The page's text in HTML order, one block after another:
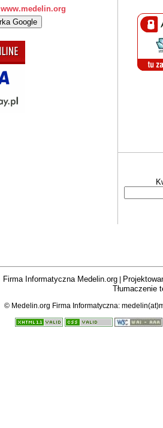
www.medelin.org
Firma Informatyczna Medelin.org |
Tłumaczenie
© Medelin.org Firma Informatyczna: